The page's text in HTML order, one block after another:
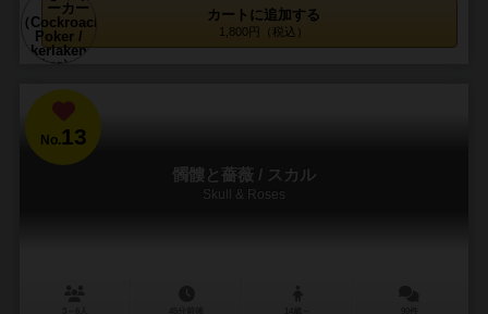
カートに追加する
1,800円（税込）
No.13
髑髏と薔薇 / スカル
Skull & Roses